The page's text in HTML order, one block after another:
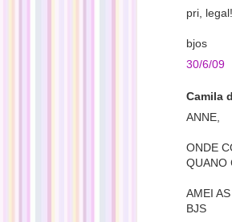
pri, legal!
bjos
30/6/09
Camila
ANNE,
ONDE
QUANO
AMEI
BJS